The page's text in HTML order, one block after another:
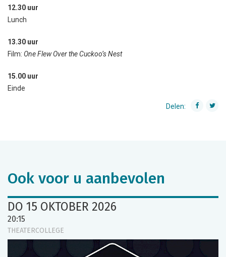
12.30 uur
Lunch
13.30 uur
Film: One Flew Over the Cuckoo’s Nest
15.00 uur
Einde
Delen:
Ook voor u aanbevolen
DO 15 OKTOBER 2026
20:15
THEATERCOLLEGE